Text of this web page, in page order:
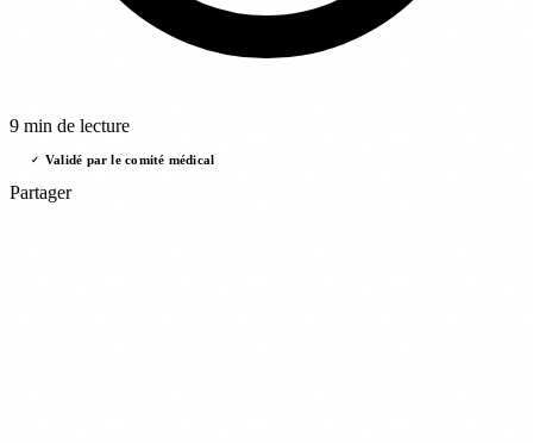
9 min de lecture
✓ Validé par le comité médical
Partager